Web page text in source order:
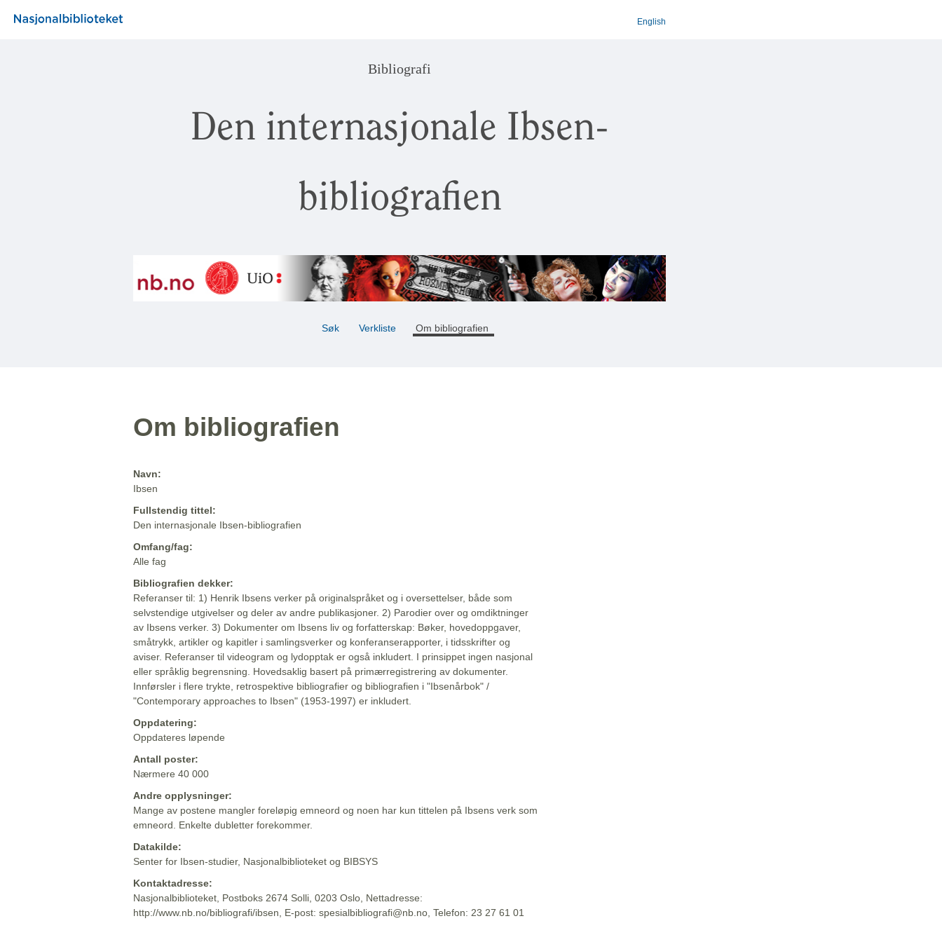
English
Bibliografi
Den internasjonale Ibsen-
bibliografien
Søk Verkliste Om bibliografien
Om bibliografien
Navn:
Ibsen
Fullstendig tittel:
Den internasjonale Ibsen-bibliografien
Omfang/fag:
Alle fag
Bibliografien dekker:
Referanser til: 1) Henrik Ibsens verker på originalspråket og i oversettelser, både som
selvstendige utgivelser og deler av andre publikasjoner. 2) Parodier over og omdiktninger
av Ibsens verker. 3) Dokumenter om Ibsens liv og forfatterskap: Bøker, hovedoppgaver,
småtrykk, artikler og kapitler i samlingsverker og konferanserapporter, i tidsskrifter og
aviser. Referanser til videogram og lydopptak er også inkludert. I prinsippet ingen nasjonal
eller språklig begrensning. Hovedsaklig basert på primærregistrering av dokumenter.
Innførsler i flere trykte, retrospektive bibliografier og bibliografien i "Ibsenårbok" /
"Contemporary approaches to Ibsen" (1953-1997) er inkludert.
Oppdatering:
Oppdateres løpende
Antall poster:
Nærmere 40 000
Andre opplysninger:
Mange av postene mangler foreløpig emneord og noen har kun tittelen på Ibsens verk som
emneord. Enkelte dubletter forekommer.
Datakilde:
Senter for Ibsen-studier, Nasjonalbiblioteket og BIBSYS
Kontaktadresse:
Nasjonalbiblioteket, Postboks 2674 Solli, 0203 Oslo, Nettadresse:
http://www.nb.no/bibliografi/ibsen, E-post: spesialbibliografi@nb.no, Telefon: 23 27 61 01